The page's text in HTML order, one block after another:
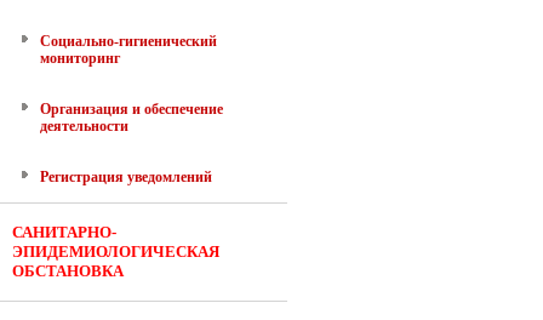
Социально-гигиенический
мониторинг
Организация и обеспечение
деятельности
Регистрация уведомлений
САНИТАРНО-
ЭПИДЕМИОЛОГИЧЕСКАЯ
ОБСТАНОВКА